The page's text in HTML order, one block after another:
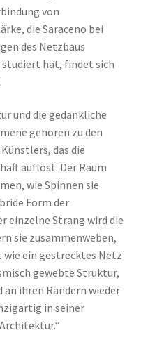
von
die Saraceno bei
des Netzbaus
hat, findet sich
und die gedankliche
gehören zu den
das die
auflöst. Der Raum
wie Spinnen sie
Form der
einzelne Strang wird die
sie zusammenweben,
wie ein gestrecktes Netz
gewebte Struktur,
ihren Rändern wieder
in seiner